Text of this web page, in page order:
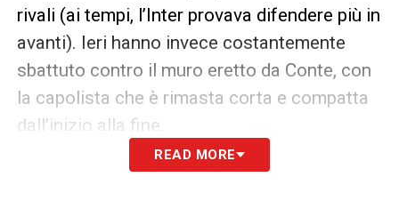
rivali (ai tempi, l’Inter provava difendere più in
avanti). Ieri hanno invece costantemente
sbattuto contro il muro eretto da Conte, con
la capolista che è rimasta corta e compatta
dall’inizio alla fine.
Stesso grafico della scorsa settimana
READ MORE